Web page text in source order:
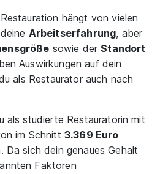
hängt von vielen
Arbeitserfahrung, aber
sowie derStandort
Auswirkungen auf dein
als Restaurator auch nach
als studierte Restauratorin mit
im Schnitt 3.369 Euro
Da sich dein genaues Gehalt
Faktoren